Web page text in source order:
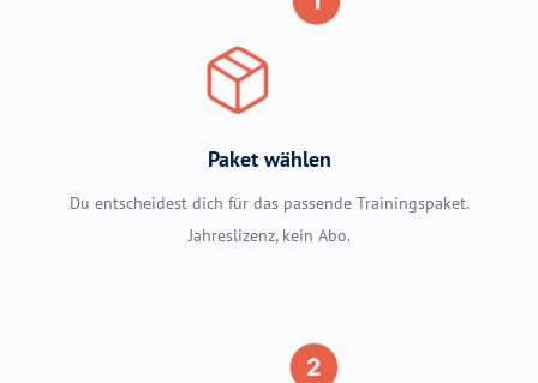
Paket wählen
Du entscheidest dich für das passende Trainingspaket.
Jahreslizenz, kein Abo.